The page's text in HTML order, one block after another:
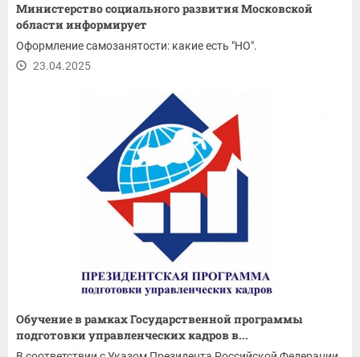
Министерство социального развития Московской
области информирует
Оформление самозанятости: какие есть "НО".
23.04.2025
Обучение в рамках Государственной программы
подготовки управленческих кадров в...